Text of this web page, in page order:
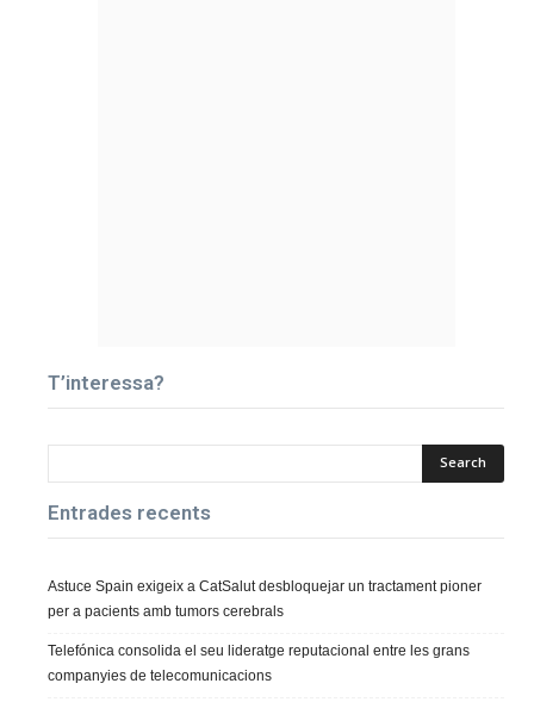
T’interessa?
Entrades recents
Astuce Spain exigeix a CatSalut desbloquejar un tractament pioner
per a pacients amb tumors cerebrals
Telefónica consolida el seu lideratge reputacional entre les grans
companyies de telecomunicacions